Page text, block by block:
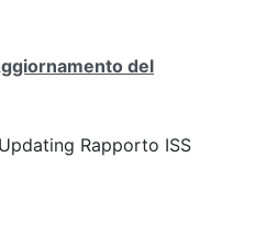
del
Rapporto ISS